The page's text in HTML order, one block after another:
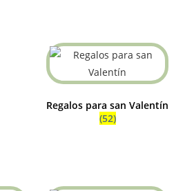
Regalos para san Valentín
(52)